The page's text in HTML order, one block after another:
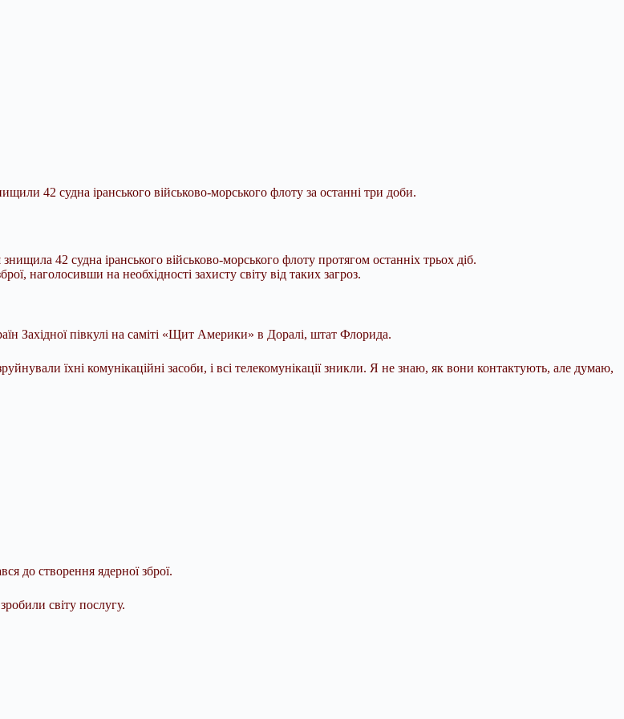
42 судна іранського військово-морського флоту за останні три доби.
42 судна іранського військово-морського флоту протягом останніх трьох діб.
наголосивши на необхідності захисту світу від таких загроз.
Західної півкулі на саміті «Щит Америки» в Доралі, штат Флорида.
їхні комунікаційні засоби, і всі телекомунікації зникли. Я не знаю, як вони контактують, але думаю,
до створення ядерної зброї.
світу послугу.